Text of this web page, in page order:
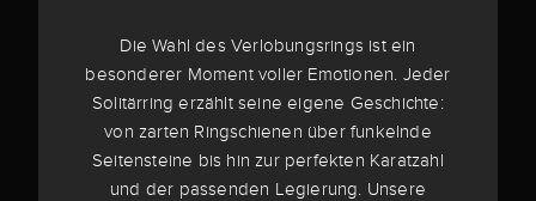
Die Wahl des Verlobungsrings ist ein
besonderer Moment voller Emotionen. Jeder
Solitärring erzählt seine eigene Geschichte:
von zarten Ringschienen über funkelnde
Seitensteine bis hin zur perfekten Karatzahl
und der passenden Legierung. Unsere